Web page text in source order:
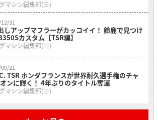
マシン編集部(ヨ)
31
しアップマフラーがカッコイイ！ 鈴鹿で見つけ
カスタム【TSR編】
マシン編集部(ヨ)
21
TSR ホンダフランスが世界耐久選手権のチャ
ンに輝く！ 4年ぶりのタイトル奪還
マシン編集部(ヨ)